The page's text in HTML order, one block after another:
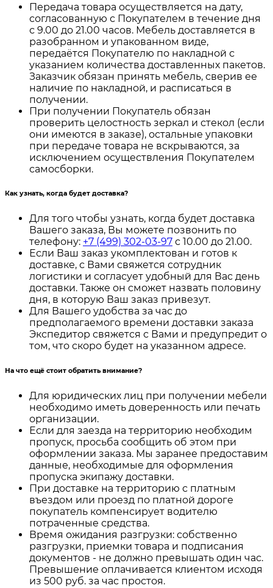
Передача товара осуществляется на дату,
согласованную с Покупателем в течение дня
с 9.00 до 21.00 часов. Мебель доставляется в
разобранном и упакованном виде,
передаётся Покупателю по накладной с
указанием количества доставленных пакетов.
Заказчик обязан принять мебель, сверив ее
наличие по накладной, и расписаться в
получении.
При получении Покупатель обязан
проверить целостность зеркал и стекол (если
они имеются в заказе), остальные упаковки
при передаче товара не вскрываются, за
исключением осуществления Покупателем
самосборки.
Как узнать, когда будет доставка?
Для того чтобы узнать, когда будет доставка
Вашего заказа, Вы можете позвонить по
телефону: +7 (499) 302-03-97 с 10.00 до 21.00.
Если Ваш заказ укомплектован и готов к
доставке, с Вами свяжется сотрудник
логистики и согласует удобный для Вас день
доставки. Также он сможет назвать половину
дня, в которую Ваш заказ привезут.
Для Вашего удобства за час до
предполагаемого времени доставки заказа
Экспедитор свяжется с Вами и предупредит о
том, что скоро будет на указанном адресе.
На что ещё стоит обратить внимание?
Для юридических лиц при получении мебели
необходимо иметь доверенность или печать
организации.
Если для заезда на территорию необходим
пропуск, просьба сообщить об этом при
оформлении заказа. Мы заранее предоставим
данные, необходимые для оформления
пропуска экипажу доставки.
При доставке на территорию с платным
въездом или проезд по платной дороге
покупатель компенсирует водителю
потраченные средства.
Время ожидания разгрузки: собственно
разгрузки, приемки товара и подписания
документов - не должно превышать один час.
Превышение оплачивается клиентом исходя
из 500 руб. за час простоя.